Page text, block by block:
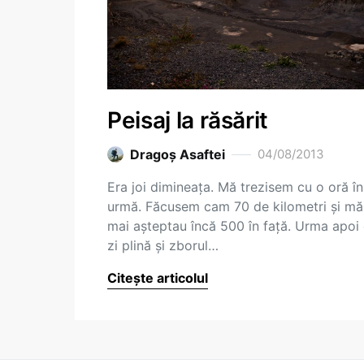
Peisaj la răsărit
Dragoş Asaftei 04/08/2013
Era joi dimineața. Mă trezisem cu o oră în
urmă. Făcusem cam 70 de kilometri și mă
mai așteptau încă 500 în față. Urma apoi
zi plină și zborul…
Citește articolul